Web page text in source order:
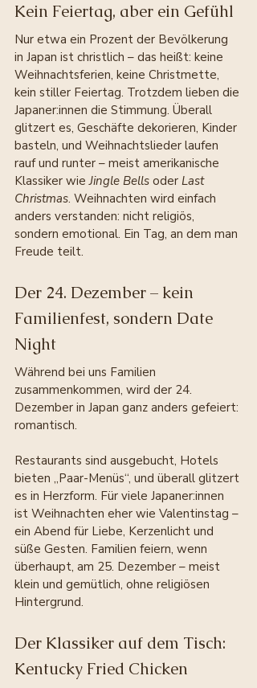
Kein Feiertag, aber ein Gefühl
Nur etwa ein Prozent der Bevölkerung
in Japan ist christlich – das heißt: keine
Weihnachtsferien, keine Christmette,
kein stiller Feiertag. Trotzdem lieben die
Japaner:innen die Stimmung. Überall
glitzert es, Geschäfte dekorieren, Kinder
basteln, und Weihnachtslieder laufen
rauf und runter – meist amerikanische
Klassiker wie Jingle Bells oder Last
Christmas. Weihnachten wird einfach
anders verstanden: nicht religiös,
sondern emotional. Ein Tag, an dem man
Freude teilt.
Der 24. Dezember – kein
Familienfest, sondern Date
Night
Während bei uns Familien
zusammenkommen, wird der 24.
Dezember in Japan ganz anders gefeiert:
romantisch.
Restaurants sind ausgebucht, Hotels
bieten „Paar-Menüs“, und überall glitzert
es in Herzform. Für viele Japaner:innen
ist Weihnachten eher wie Valentinstag –
ein Abend für Liebe, Kerzenlicht und
süße Gesten. Familien feiern, wenn
überhaupt, am 25. Dezember – meist
klein und gemütlich, ohne religiösen
Hintergrund.
Der Klassiker auf dem Tisch:
Kentucky Fried Chicken